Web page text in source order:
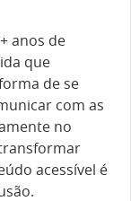
anos de
que
de se
com as
no
acessível é